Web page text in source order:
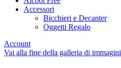
Accessori
Bicchieri e Decanter
Oggetti Regalo
Account
Vai alla fine della galleria di immagini